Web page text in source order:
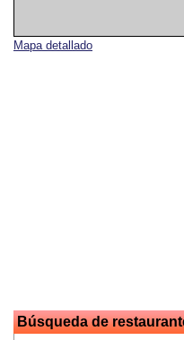
Mapa detallado
Búsqueda de